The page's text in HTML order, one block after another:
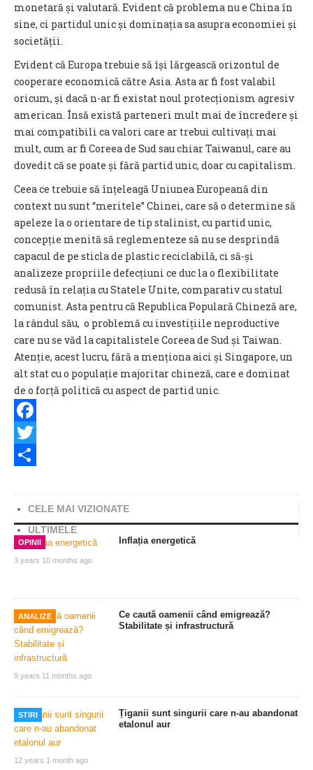
monetară și valutară. Evident că problema nu e China în
sine, ci partidul unic și dominația sa asupra economiei și
societății.
Evident că Europa trebuie să își lărgească orizontul de
cooperare economică către Asia. Asta ar fi fost valabil
oricum, și dacă n-ar fi existat noul protecționism agresiv
american. Însă există parteneri mult mai de încredere și
mai compatibili ca valori care ar trebui cultivați mai
mult, cum ar fi Coreea de Sud sau chiar Taiwanul, care au
dovedit că se poate și fără partid unic, doar cu capitalism.
Ceea ce trebuie să înțeleagă Uniunea Europeană din
context nu sunt“meritele” Chinei, care să o determine să
apeleze la o orientare de tip stalinist, cu partid unic,
concepție menită să reglementeze să nu se desprindă
capacul de pe sticla de plastic reciclabilă, ci să-și
analizeze propriile defecțiuni ce duc la o flexibilitate
redusă în relația cu Statele Unite, comparativ cu statul
comunist. Asta pentru că Republica Populară Chineză are,
la rândul său, o problemă cu investițiile neproductive
care nu se văd la capitalistele Coreea de Sud și Taiwan.
Atenție, acest lucru, fără a menționa aici și Singapore, un
alt stat cu o populație majoritar chineză, care e dominat
de o forță politică cu aspect de partid unic.
Facebook
Twitter
CELE MAI VIZIONATE
ULTIMELE
OPINII
3 years 10 months ago
Inflația energetică
ANALIZE
9 years 11 months ago
Ce caută oamenii când emigrează?
Stabilitate și infrastructură
STIRI
12 years 1 month ago
Țiganii sunt singurii care n-au abandonat
etalonul aur